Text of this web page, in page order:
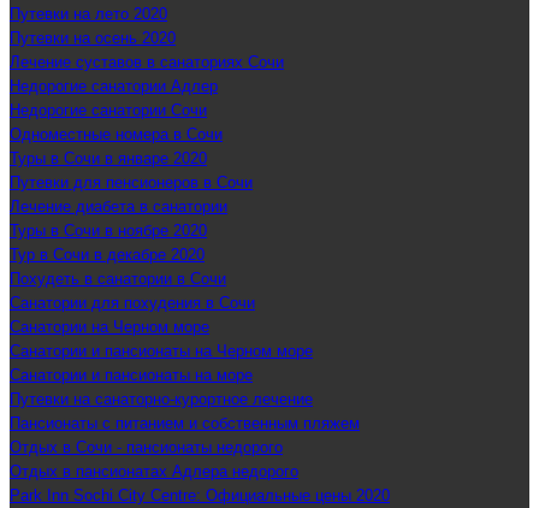
Путевки на лето 2020
Путевки на осень 2020
Лечение суставов в санаториях Сочи
Недорогие санатории Адлер
Недорогие санатории Сочи
Одноместные номера в Сочи
Туры в Сочи в январе 2020
Путевки для пенсионеров в Сочи
Лечение диабета в санатории
Туры в Сочи в ноябре 2020
Тур в Сочи в декабре 2020
Похудеть в санатории в Сочи
Санатории для похудения в Сочи
Санатории на Черном море
Санатории и пансионаты на Черном море
Санатории и пансионаты на море
Путевки на санаторно-курортное лечение
Пансионаты с питанием и собственным пляжем
Отдых в Сочи - пансионаты недорого
Отдых в пансионатах Адлера недорого
Park Inn Sochi City Centre: Официальные цены 2020